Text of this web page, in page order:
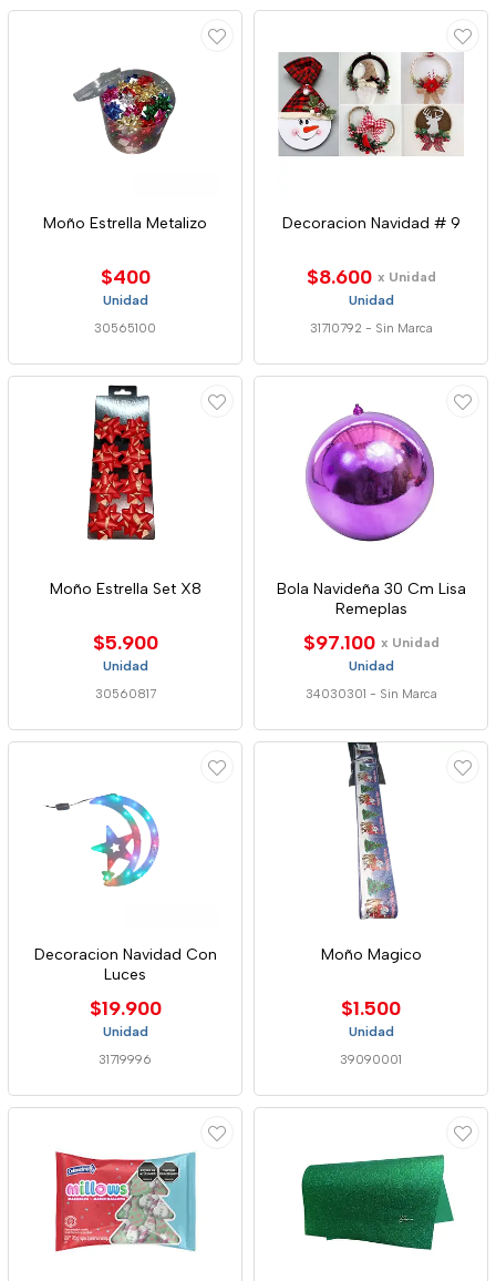
Moño Estrella Metalizo
$400
Unidad
30565100
Decoracion Navidad # 9
$8.600 x Unidad
Unidad
31710792 - Sin Marca
Moño Estrella Set X8
$5.900
Unidad
30560817
Bola Navideña 30 Cm Lisa
Remeplas
$97.100 x Unidad
Unidad
34030301 - Sin Marca
Decoracion Navidad Con
Luces
$19.900
Unidad
31719996
Moño Magico
$1.500
Unidad
39090001